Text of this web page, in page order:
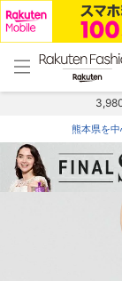
menu home
トップ
熊本県を